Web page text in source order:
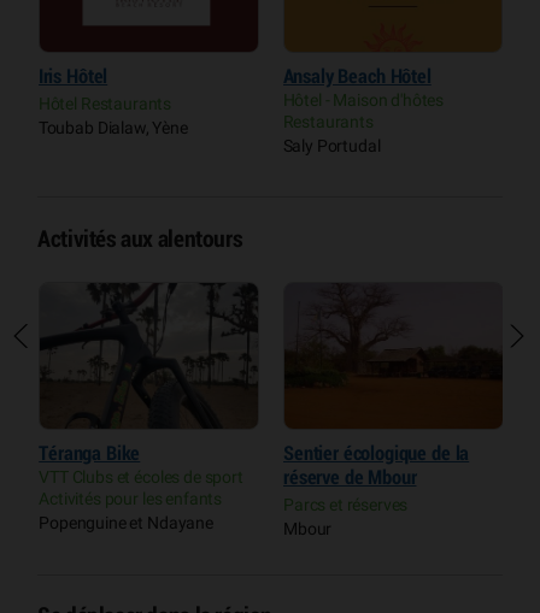
Iris Hôtel
Hôtel Restaurants
Toubab Dialaw, Yène
Ansaly Beach Hôtel
Hôtel - Maison d'hôtes
Restaurants
Saly Portudal
Activités aux alentours
Téranga Bike
VTT Clubs et écoles de sport
Activités pour les enfants
Popenguine et Ndayane
Sentier écologique de la
réserve de Mbour
Parcs et réserves
Mbour